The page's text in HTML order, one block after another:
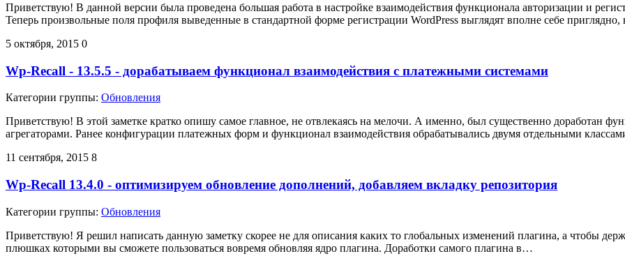
Приветствую! В данной версии была проведена большая работа в настройке взаимодействия функционала авторизации и
Теперь произвольные поля профиля выведенные в стандартной форме регистрации WordPress выглядят вполне себе
5 октября, 2015 0
Wp-Recall - 13.5.5 - дорабатываем функционал взаимодействия с платежными системами
Категории группы: Обновления
Приветствую! В этой заметке кратко опишу самое главное, не отвлекаясь на мелочи. А именно, был существенно доработан
агрегаторами. Ранее конфигурации платежных форм и функционал взаимодействия обрабатывались двумя отдельными
11 сентября, 2015 8
Wp-Recall 13.4.0 - оптимизируем обновление дополнений, добавляем вкладку репозитория
Категории группы: Обновления
Приветствую! Я решил написать данную заметку скорее не для описания каких то глобальных изменений плагина, а чтобы
плюшках которыми вы сможете пользоваться вовремя обновляя ядро плагина. Доработки самого плагина в…